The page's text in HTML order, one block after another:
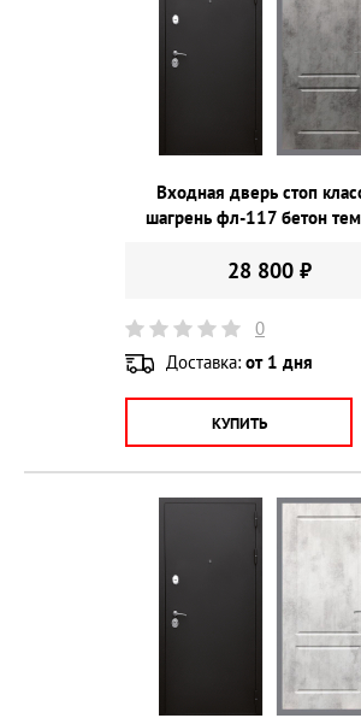
Входная дверь стоп
шагрень фл-117 бетон
28 800 ₽
0
Доставка: от 1 дня
КУПИТЬ